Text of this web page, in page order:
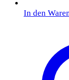
In den